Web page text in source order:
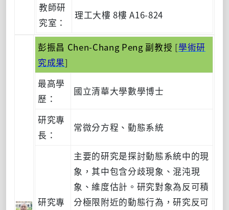
教師研
究室：
理工大樓 8樓 A16-824
彭振昌 Chen-Chang Peng 副教授 [學術研
究成果]
最高學
歷：
國立清華大學數學博士
研究專
長：
常微分方程、動態系統
研究專
主要的研究是探討動態系統中的現
象，其中包含分歧現象、混沌現
象、維度估計。研究對象為反可積
分極限附近的動態行為，研究反可